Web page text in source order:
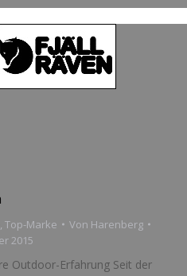
, Top-Marke Von Harenberg
2015
Outdoor-Erfahrung Seit der